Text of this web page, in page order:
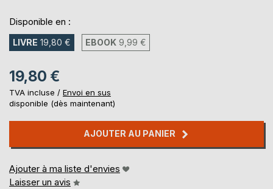
Disponible en :
LIVRE 19,80 € EBOOK 9,99 €
19,80 €
TVA incluse / Envoi en sus
disponible (dès maintenant)
AJOUTER AU PANIER
Ajouter à ma liste d'envies
Laisser un avis